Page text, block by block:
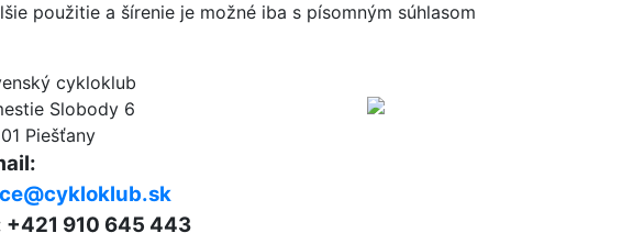
použitie a šírenie je možné iba s písomným súhlasom
cykloklub
Slobody 6
Piešťany
+421 910 645 443